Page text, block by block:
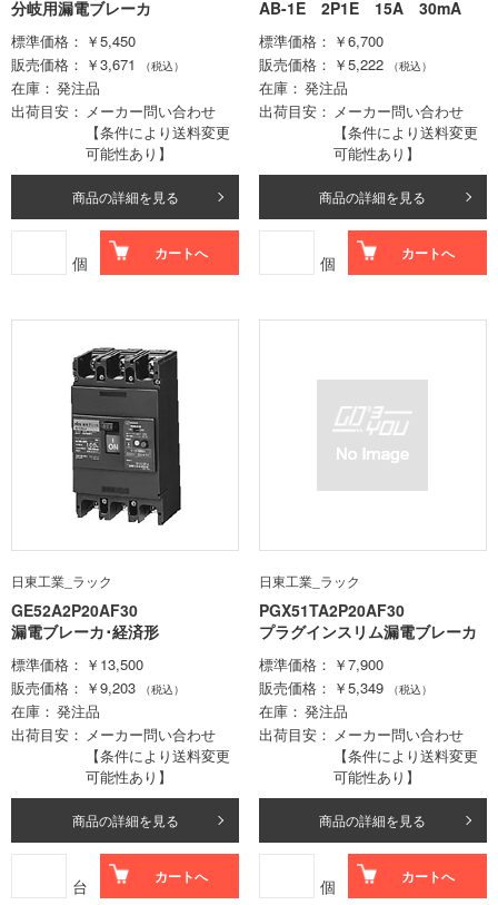
分岐用漏電ブレーカ
標準価格
￥5,450
販売価格
￥3,671 （税込）
在庫
発注品
出荷目安
メーカー問い合わせ
【条件により送料変更
可能性あり】
商品の詳細を見る
個 カートへ
AB-1E 2P1E 15A 30mA
標準価格
￥6,700
販売価格
￥5,222 （税込）
在庫
発注品
出荷目安
メーカー問い合わせ
【条件により送料変更
可能性あり】
商品の詳細を見る
個 カートへ
日東工業_ラック
GE52A2P20AF30
漏電ブレーカ･経済形
標準価格
￥13,500
販売価格
￥9,203 （税込）
在庫
発注品
出荷目安
メーカー問い合わせ
【条件により送料変更
可能性あり】
商品の詳細を見る
台 カートへ
日東工業_ラック
PGX51TA2P20AF30
プラグインスリム漏電ブレーカ
標準価格
￥7,900
販売価格
￥5,349 （税込）
在庫
発注品
出荷目安
メーカー問い合わせ
【条件により送料変更
可能性あり】
商品の詳細を見る
個 カートへ